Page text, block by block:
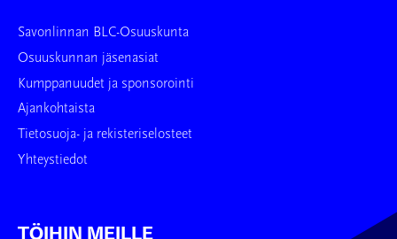
Savonlinnan BLC-Osuuskunta
Osuuskunnan jäsenasiat
Kumppanuudet ja sponsorointi
Ajankohtaista
Tietosuoja- ja rekisteriselosteet
Yhteystiedot
TÖIHIN MEILLE